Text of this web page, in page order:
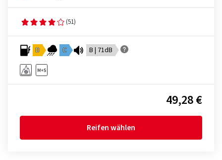
(51)
D C B | 71dB
49,28 €
Reifen wählen